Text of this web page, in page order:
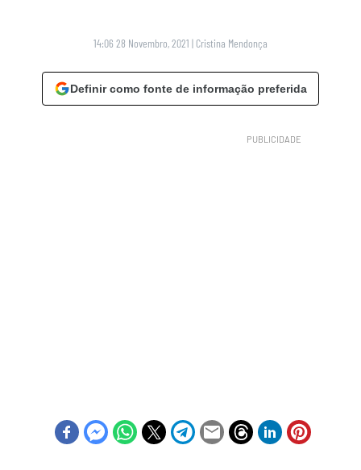
14:06 28 Novembro, 2021 | Cristina Mendonça
Definir como fonte de informação preferida